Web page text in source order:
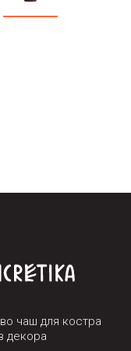
чаш для костра
декора